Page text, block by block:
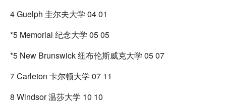
4 Guelph 圭尔夫大学 04 01
*5 Memorial 纪念大学 05 05
*5 New Brunswick 纽布伦斯威克大学 05 07
7 Carleton 卡尔顿大学 07 11
8 Windsor 温莎大学 10 10